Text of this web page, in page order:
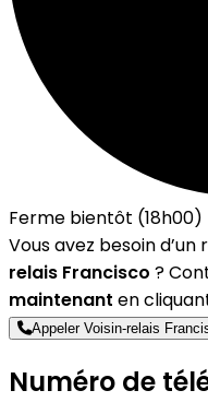
Ferme bientôt (18h00)
Vous avez besoin
relais Francisco ?
maintenant en
Appeler Voisin-relais
Numéro de